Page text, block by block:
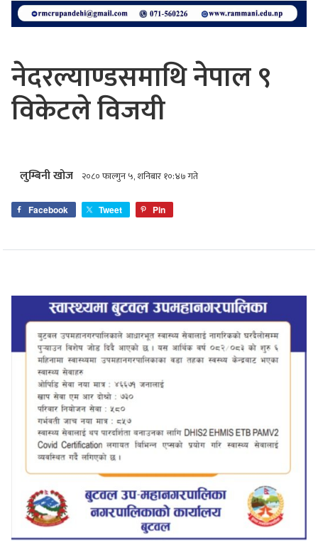
नेदरल्याण्डसमाथि नेपाल ९
विकेटले विजयी
लुम्बिनी खोज २०८० फाल्गुन ५, शनिबार १०:४७ गते
Facebook Tweet Pin